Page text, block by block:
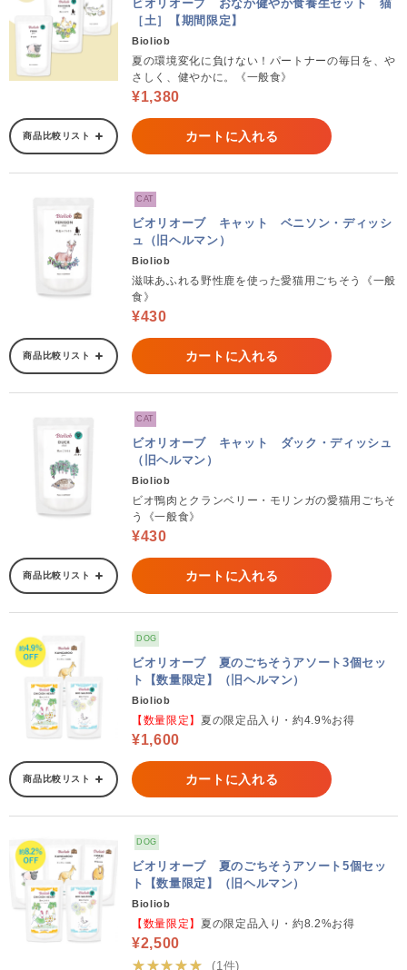
ビオリオーブ おなか健やか食養生セット 猫
［土］【期間限定】
Bioliob
夏の環境変化に負けない！パートナーの毎日を、や
さしく、健やかに。《一般食》
¥1,380
商品比較リスト カートに入れる
CAT
ビオリオーブ キャット ベニソン・ディッシ
ュ（旧ヘルマン）
Bioliob
滋味あふれる野性鹿を使った愛猫用ごちそう《一般
食》
¥430
商品比較リスト カートに入れる
CAT
ビオリオーブ キャット ダック・ディッシュ
（旧ヘルマン）
Bioliob
ビオ鴨肉とクランベリー・モリンガの愛猫用ごちそ
う《一般食》
¥430
商品比較リスト カートに入れる
DOG
ビオリオーブ 夏のごちそうアソート3個セッ
ト【数量限定】（旧ヘルマン）
Bioliob
【数量限定】 夏の限定品入り・約4.9%お得
¥1,600
商品比較リスト カートに入れる
DOG
ビオリオーブ 夏のごちそうアソート5個セッ
ト【数量限定】（旧ヘルマン）
Bioliob
【数量限定】 夏の限定品入り・約8.2%お得
¥2,500
★★★★★
(1件)